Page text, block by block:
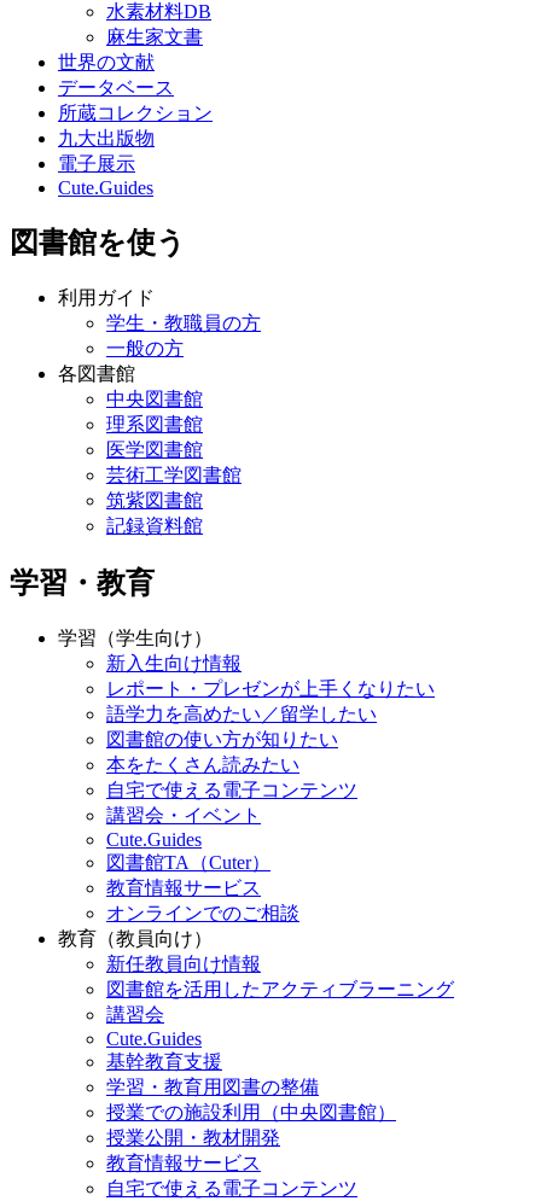
水素材料DB
麻生家文書
世界の文献
データベース
所蔵コレクション
九大出版物
電子展示
Cute.Guides
図書館を使う
利用ガイド
学生・教職員の方
一般の方
各図書館
中央図書館
理系図書館
医学図書館
芸術工学図書館
筑紫図書館
記録資料館
学習・教育
学習（学生向け）
新入生向け情報
レポート・プレゼンが上手くなりたい
語学力を高めたい／留学したい
図書館の使い方が知りたい
本をたくさん読みたい
自宅で使える電子コンテンツ
講習会・イベント
Cute.Guides
図書館TA（Cuter）
教育情報サービス
オンラインでのご相談
教育（教員向け）
新任教員向け情報
図書館を活用したアクティブラーニング
講習会
Cute.Guides
基幹教育支援
学習・教育用図書の整備
授業での施設利用（中央図書館）
授業公開・教材開発
教育情報サービス
自宅で使える電子コンテンツ